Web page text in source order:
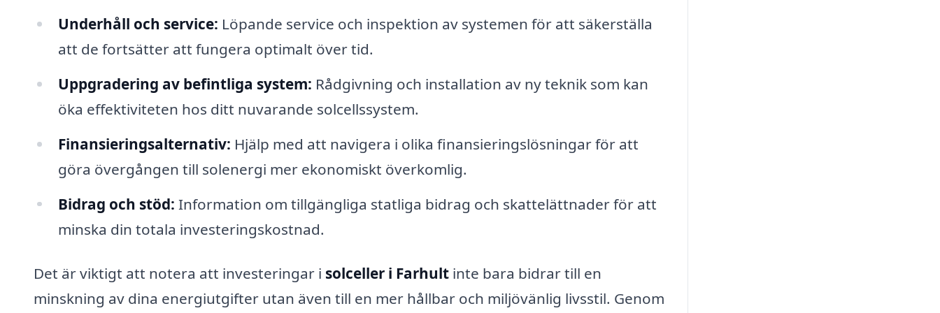
Underhåll och service: Löpande service och inspektion av systemen för att säkerställa
att de fortsätter att fungera optimalt över tid.
Uppgradering av befintliga system: Rådgivning och installation av ny teknik som kan
öka effektiviteten hos ditt nuvarande solcellssystem.
Finansieringsalternativ: Hjälp med att navigera i olika finansieringslösningar för att
göra övergången till solenergi mer ekonomiskt överkomlig.
Bidrag och stöd: Information om tillgängliga statliga bidrag och skattelättnader för att
minska din totala investeringskostnad.
Det är viktigt att notera att investeringar i solceller i Farhult inte bara bidrar till en
minskning av dina energiutgifter utan även till en mer hållbar och miljövänlig livsstil. Genom